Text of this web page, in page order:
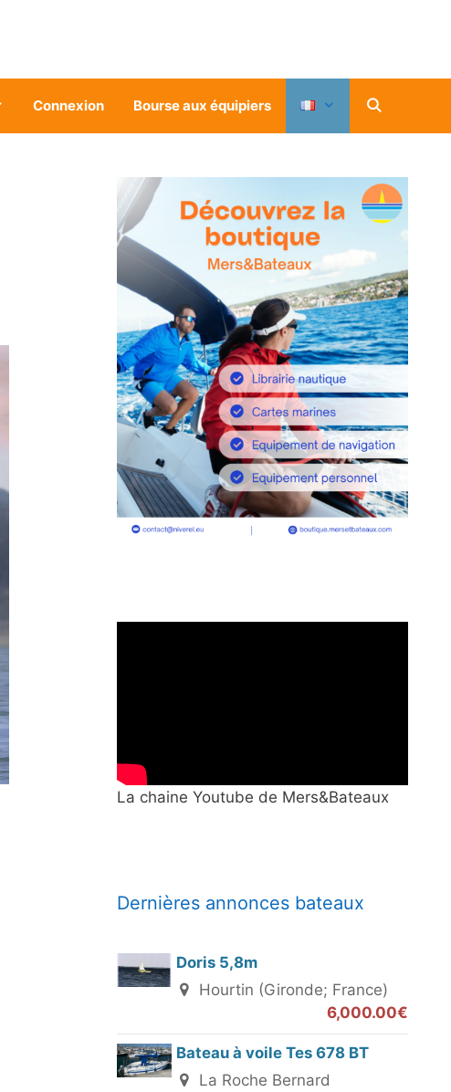
Connexion Bourse aux équipiers
La chaine Youtube de Mers&Bateaux
Dernières annonces bateaux
Doris 5,8m
Hourtin (Gironde; France)
6,000.00€
Bateau à voile Tes 678 BT
La Roche Bernard